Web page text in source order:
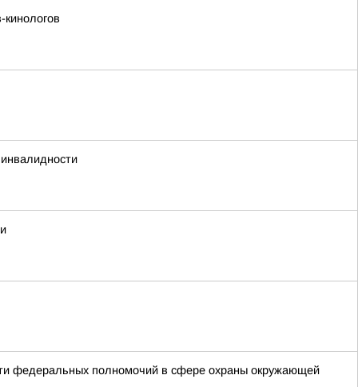
федеральных полномочий в сфере охраны окружающей